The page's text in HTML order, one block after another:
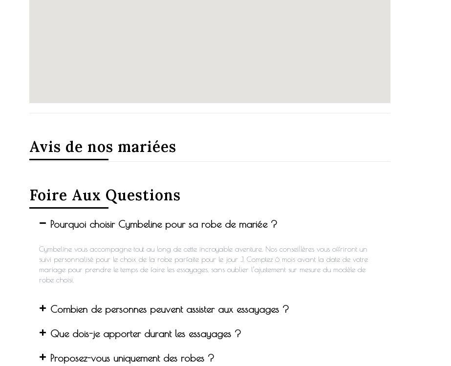
Avis de nos mariées
Foire Aux Questions
Pourquoi choisir Cymbeline pour sa robe de mariée ?
Cymbeline vous accompagne tout au long de cette incroyable aventure. Nos conseillères vous offriront un
suivi personnalisé pour le choix de la robe parfaite pour le jour J. Comptez 6 mois avant la date de votre
mariage pour prendre le temps de faire les essayages, sans oublier l’ajustement sur mesure du modèle de
robe choisi.
Combien de personnes peuvent assister aux essayages ?
Que dois-je apporter durant les essayages ?
Proposez-vous uniquement des robes ?